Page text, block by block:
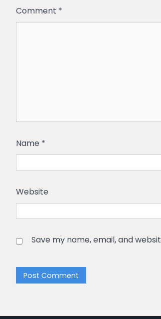
Comment *
Name *
Website
Save my name, email, and